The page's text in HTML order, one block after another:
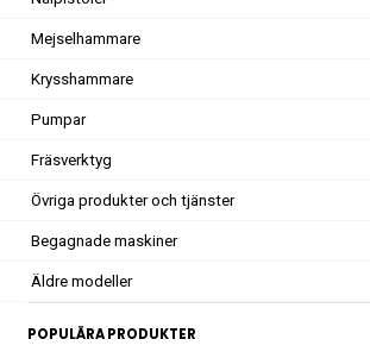
Mejselhammare
Krysshammare
Pumpar
Fräsverktyg
Övriga produkter och tjänster
Begagnade maskiner
Äldre modeller
POPULÄRA PRODUKTER